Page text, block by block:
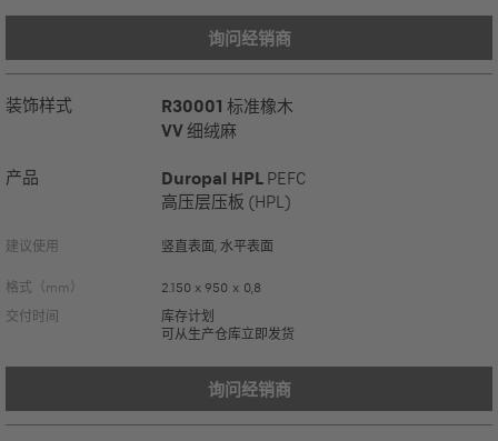
询问经销商
装饰样式 R30001 标准橡木
VV 细绒麻
产品 Duropal HPL PEFC
高压层压板 (HPL)
建议使用 竖直表面, 水平表面
格式（mm）
2.150 x 950 x 0,8
交付时间
库存计划
可从生产仓库立即发货
询问经销商